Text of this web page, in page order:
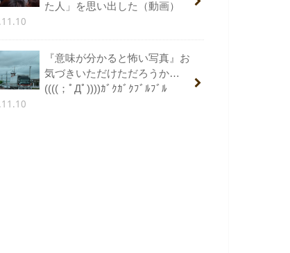
た人」を思い出した（動画）
『意味が分かると怖い写真』お
気づきいただけただろうか…
((((；ﾟДﾟ))))ｶﾞｸｶﾞｸﾌﾞﾙﾌﾞﾙ